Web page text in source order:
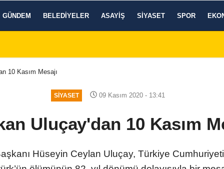
GÜNDEM BELEDIYELER ASAYIŞ SIYASET SPOR
10 Kasım Mesajı
SIYASET 09 Kasım 2020 - 13:41
Uluçay'dan 10 Kasım
Hüseyin Ceylan Uluçay, Türkiye